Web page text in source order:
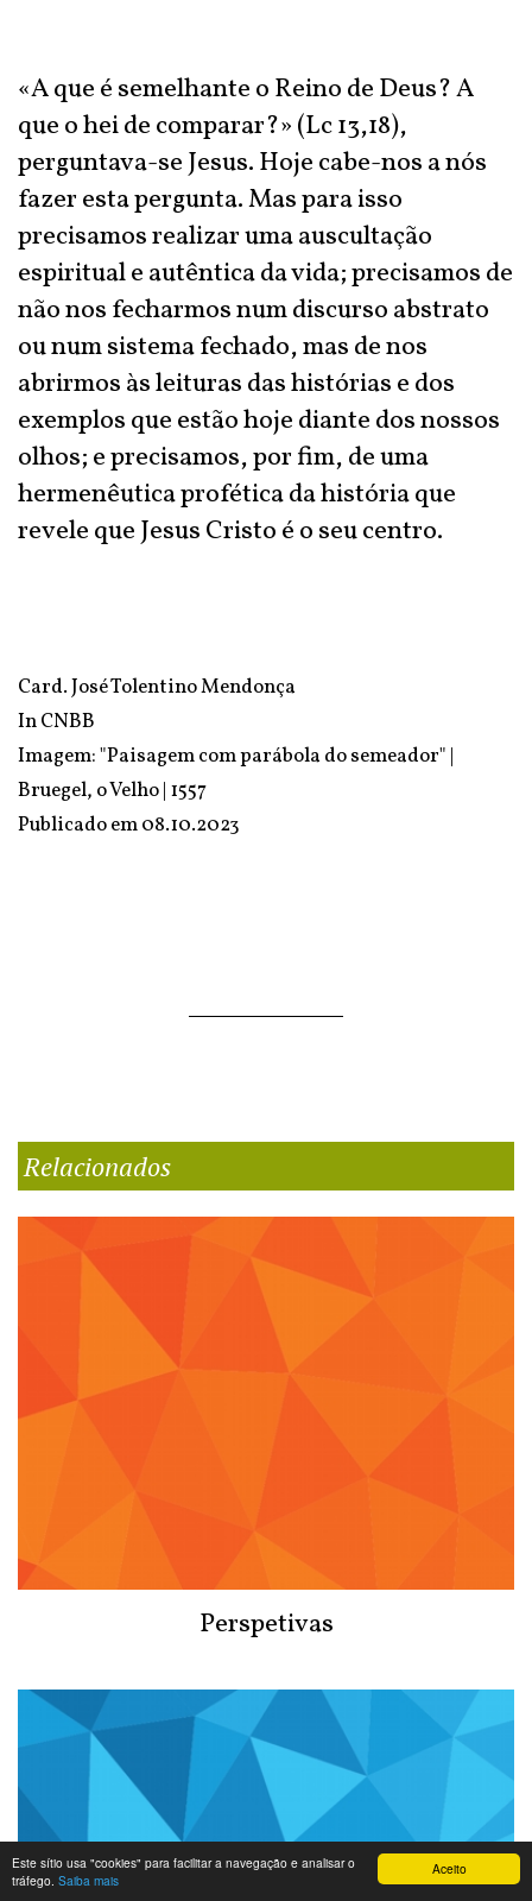
Aceito
Este sítio usa "cookies" para facilitar a navegação e analisar o
tráfego. Saiba mais
«A que é semelhante o Reino de Deus? A
que o hei de comparar?» (Lc 13,18),
perguntava-se Jesus. Hoje cabe-nos a nós
fazer esta pergunta. Mas para isso
precisamos realizar uma auscultação
espiritual e autêntica da vida; precisamos de
não nos fecharmos num discurso abstrato
ou num sistema fechado, mas de nos
abrirmos às leituras das histórias e dos
exemplos que estão hoje diante dos nossos
olhos; e precisamos, por fim, de uma
hermenêutica profética da história que
revele que Jesus Cristo é o seu centro.
Card. José Tolentino Mendonça
InCNBB
Imagem: "Paisagem com parábola do semeador" |
Bruegel, o Velho | 1557
Publicado em08.10.2023
Relacionados
Perspetivas